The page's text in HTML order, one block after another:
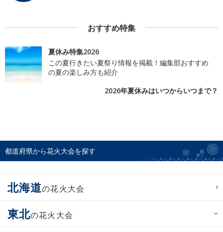
おすすめ特集
夏休み特集2026
この夏行きたい夏祭り情報を掲載！編集部おすすめ
の夏の楽しみ方も紹介
2026年夏休みはいつからいつまで？
都道府県から花火大会を探す
北海道の花火大会
東北の花火大会